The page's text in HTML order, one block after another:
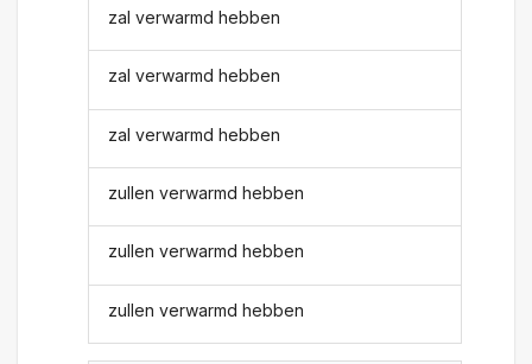
zal verwarmd hebben
zal verwarmd hebben
zal verwarmd hebben
zullen verwarmd hebben
zullen verwarmd hebben
zullen verwarmd hebben